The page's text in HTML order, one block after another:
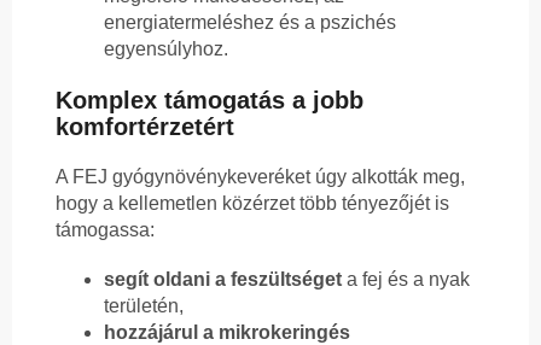
energiatermeléshez és a pszichés
egyensúlyhoz.
Komplex támogatás a jobb
komfortérzetért
A FEJ gyógynövénykeveréket úgy alkották meg,
hogy a kellemetlen közérzet több tényezőjét is
támogassa:
segít oldani a feszültséget a fej és a nyak
területén,
hozzájárul a mikrokeringés